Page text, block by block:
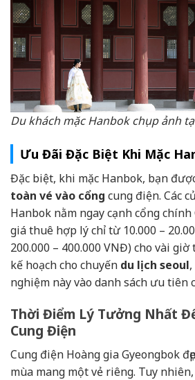
Du khách mặc Hanbok chụp ảnh
Ưu Đãi Đặc Biệt Khi Mặc
Đặc biệt, khi mặc Hanbok, bạn
toàn vé vào cổng cung điện. Các
Hanbok nằm ngay cạnh cổng
giá thuê hợp lý chỉ từ 10.000 –
200.000 – 400.000 VNĐ) cho vài
kế hoạch cho chuyến du lịch seoul
nghiệm này vào danh sách ưu tiên
Thời Điểm Lý Tưởng Nhất
Cung Điện
Cung điện Hoàng gia Gyeongbok
mùa mang một vẻ riêng. Tuy